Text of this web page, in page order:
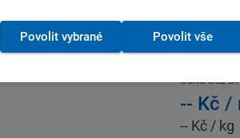
6 m/
Cena bez
-- Kč /
-- Kč/ kg
Povolit vše
Povolit vybrané